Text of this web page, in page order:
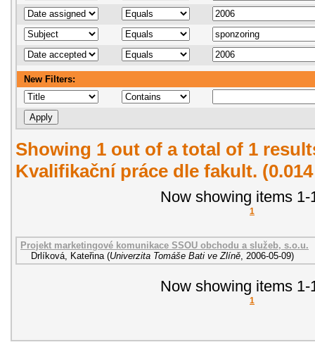
New Filters:
Showing 1 out of a total of 1
Kvalifikační práce dle fakult.
Now showing items 1-
1
Projekt marketingové komunikace SSOU obchodu a služeb, s.o.u.
Drlíková, Kateřina (Univerzita Tomáše Bati ve Zlíně 2006-05-09)
Now showing items 1-
1